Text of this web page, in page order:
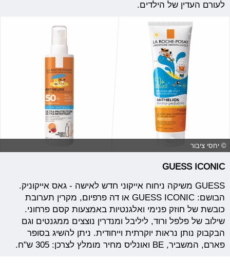
לעורם העדין של הילדים.
© יחסי ציבור
GUESS ICONIC
GUESS משיקה ניחוח אייקוני חדש לאישה - גאס אייקוניק.
הבושם: GUESS ICONIC או דה פרפיום, מקרין תערובת
כובשת של חוזק פנימי ואלגנטיות באמצעות קסם פרחוני.
שילוב של פלפל ורוד, ליליבל ומנדרין נוצצים ממגנטים וגם
הבקבוק נותן נראות יוקרתית וייחודית. ניתן להשיג בסופר
פארם, המשביר, BE ואונליס מחיר מומלץ לצרכן: 305 ש"ח.